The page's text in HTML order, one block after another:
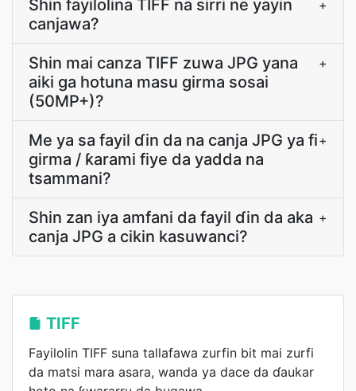
Shin fayilolina TIFF na sirri ne yayin
canjawa?
+
Shin mai canza TIFF zuwa JPG yana
aiki ga hotuna masu girma sosai
(50MP+)?
+
Me ya sa fayil ɗin da na canja JPG ya fi
girma / ƙarami fiye da yadda na
tsammani?
+
Shin zan iya amfani da fayil ɗin da aka
canja JPG a cikin kasuwanci?
+
TIFF
Fayilolin TIFF suna tallafawa zurfin bit mai zurfi
da matsi mara asara, wanda ya dace da ɗaukar